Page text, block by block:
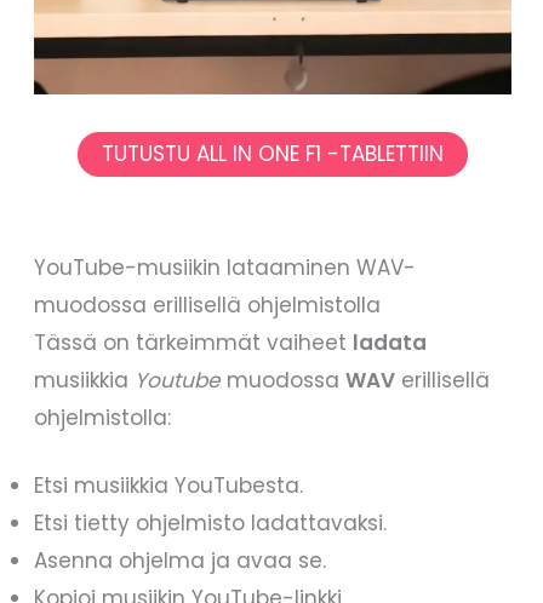
TUTUSTU ALL IN ONE F1 -TABLETTIIN
YouTube-musiikin lataaminen WAV-
muodossa erillisellä ohjelmistolla
Tässä on tärkeimmät vaiheet ladata
musiikkia Youtube muodossaWAV erillisellä
ohjelmistolla:
Etsi musiikkia YouTubesta.
Etsi tietty ohjelmisto ladattavaksi.
Asenna ohjelma ja avaa se.